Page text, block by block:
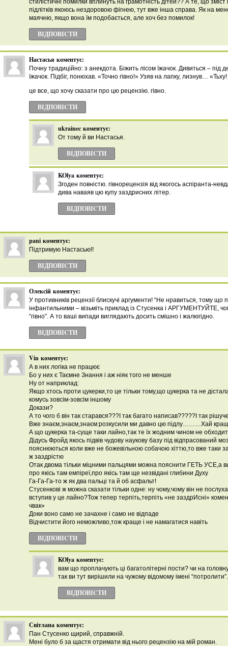
стилістичні помилки вплинуть на грамотність дітей?? А те, що
підлітків якоюсь нездоровою фігнею, тут вже інша справа. Як на
маячню, якщо вона їм подобається, але хоч без помилок!
ВІДПОВІCТИ
Настасья коментує:
Почну традиційно: з анекдота. Біжить лісом їжачок. Дивиться – під
їжачок. Підбіг, понюхав. «Точно гівно!» Узяв на лапку, лизнув…
це все, що хочу сказати про цю рецензію. гівно.
ВІДПОВІCТИ
ukrainec коментує:
От тому й ви Настасья.
ВІДПОВІCТИ
KOlya коментує:
Згоден повністю. гівнорецензія від якогось аспіранта-
дива наваяв цю купу заздрисних літер.
ВІДПОВІCТИ
pani коментує:
Підтримую Настасью!!
ВІДПОВІCТИ
Олексій коментує:
У противників рецензії блискучі аргументи! “Не нравиться, тому
інфантильними – візьміть приклад із Стусенка і АРГУМЕНТУЙТЕ,
“гівно”. А то ваші випади виглядають досить смішно і жалюгідно.
ВІДПОВІCТИ
Vin коментує:
А в них логіка не працює
Бо у них є Таємне Знання і аж ніяк того не менше
Ну от наприклад:
Якщо хтось проти цукерки,то це тільки тому,що цукерка та не
комусь зовсім-зовсім іншому
Докази?
А то чого б він так старався???І так багато написав?????І так
Вже знаєм,знаєм,знаєм:розкусили ми давно цю підлу………Хай
А що цукерка та-суще таки лайно,так те їх жодним чином не
Дідусь Фройд якось підвів чудову наукову базу під відпрасований
пояснюються коли вже не божевільною собачою хіттю,то вже таки
ж заздрістю
Отак двома тільки міцними пальцями можна пояснити ГЕТЬ УСЕ,а
про якісь там емпіреї,про якісь там ще незвідані глибини Духу
Га-Га-Га-то ж як два пальці та й об асфальт!
Стусенкові ж можна сказати тільки одне: ну чому,чому він не
вступив у це лайно?Тож тепер терпіть,терпіть «не заздрИсні»
чвак»
Доки воно само не зачахне і само не відпаде
Відчистити його неможливо,тож краще і не намагатися навіть
ВІДПОВІCТИ
KOlya коментує:
вам що проплачують ці багатолітерні пости? чи на
так ви тут вирішили на чужому відомому імені “потролити”.
ВІДПОВІCТИ
Світлана коментує:
Пан Стусенко щирий, справжній.
Мені було б за щастя отримати від нього рецензію на мій роман.